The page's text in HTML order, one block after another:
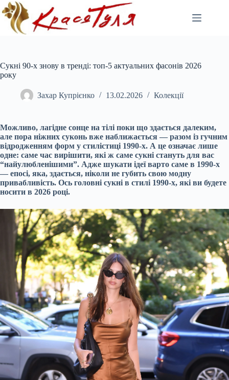
Перейти
до
вмісту
Сукні 90-х знову в тренді: топ-5 актуальних фасонів 2026
року
Захар Купрієнко 13.02.2026 Колекції
Можливо, лагідне сонце на тілі поки що здається далеким,
але пора ніжних суконь вже наближається — разом із гучним
відродженням форм у стилістиці 1990-х. А це означає лише
одне: саме час вирішити, які ж саме сукні стануть для вас
“найулюбленішими”. Адже шукати ідеї варто саме в 1990-х
— епосі, яка, здається, ніколи не губить свою модну
привабливість. Ось головні сукні в стилі 1990-х, які ви будете
носити в 2026 році.